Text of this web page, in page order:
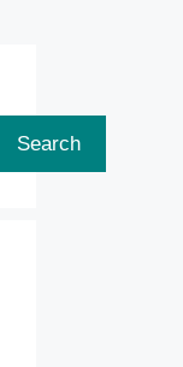
Search